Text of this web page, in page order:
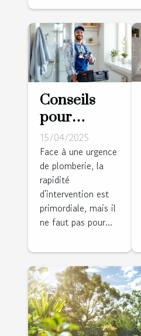
Conseils
pour
choisir un
plombier
fiable pour
une
intervention
d'urgence
15/04/2025
Face à une urgence
de plomberie, la
rapidité
d'intervention est
primordiale, mais il
ne faut pas pour...